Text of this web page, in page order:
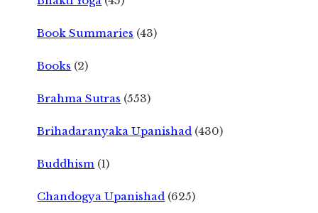
Book Summaries (43)
Books (2)
Brahma Sutras (553)
Brihadaranyaka Upanishad (430)
Buddhism (1)
Chandogya Upanishad (625)